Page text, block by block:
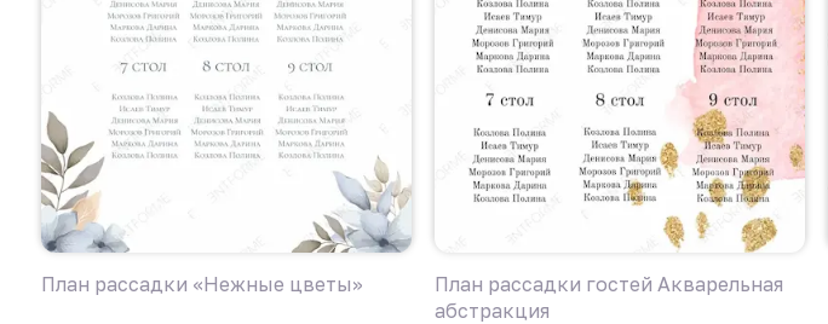
План рассадки «Нежные цветы»
План рассадки гостей Акварельная
абстракция